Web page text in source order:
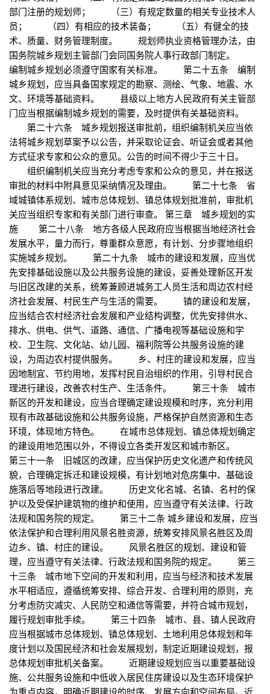
部门注册的规划师； （三）有规定数量的相关专业技术人
员； （四）有相应的技术装备； （五）有健全的技
术、质量、财务管理制度。 规划师执业资格管理办法，由
国务院城乡规划主管部门会同国务院人事行政部门制定。
编制城乡规划必须遵守国家有关标准。 第二十五条 编制
城乡规划，应当具备国家规定的勘察、测绘、气象、地震、水
文、环境等基础资料。 县级以上地方人民政府有关主管部
门应当根据编制城乡规划的需要，及时提供有关基础资料。
第二十六条 城乡规划报送审批前，组织编制机关应当依
法将城乡规划草案予以公告，并采取论证会、听证会或者其他
方式征求专家和公众的意见。公告的时间不得少于三十日。
组织编制机关应当充分考虑专家和公众的意见，并在报送
审批的材料中附具意见采纳情况及理由。 第二十七条 省
域城镇体系规划、城市总体规划、镇总体规划批准前，审批机
关应当组织专家和有关部门进行审查。 第三章 城乡规划的实
施 第二十八条 地方各级人民政府应当根据当地经济社会
发展水平，量力而行，尊重群众意愿，有计划、分步骤地组织
实施城乡规划。 第二十九条 城市的建设和发展，应当优
先安排基础设施以及公共服务设施的建设，妥善处理新区开发
与旧区改建的关系，统筹兼顾进城务工人员生活和周边农村经
济社会发展、村民生产与生活的需要。 镇的建设和发展，
应当结合农村经济社会发展和产业结构调整，优先安排供水、
排水、供电、供气、道路、通信、广播电视等基础设施和学
校、卫生院、文化站、幼儿园、福利院等公共服务设施的建
设，为周边农村提供服务。 乡、村庄的建设和发展，应当
因地制宜、节约用地，发挥村民自治组织的作用，引导村民合
理进行建设，改善农村生产、生活条件。 第三十条 城市
新区的开发和建设，应当合理确定建设规模和时序，充分利用
现有市政基础设施和公共服务设施，严格保护自然资源和生态
环境，体现地方特色。 在城市总体规划、镇总体规划确定
的建设用地范围以外，不得设立各类开发区和城市新区。
第三十一条 旧城区的改建，应当保护历史文化遗产和传统风
貌，合理确定拆迁和建设规模，有计划地对危房集中、基础设
施落后等地段进行改建。 历史文化名城、名镇、名村的保
护以及受保护建筑物的维护和使用，应当遵守有关法律、行政
法规和国务院的规定。 第三十二条 城乡建设和发展，应当
依法保护和合理利用风景名胜资源，统筹安排风景名胜区及周
边乡、镇、村庄的建设。 风景名胜区的规划、建设和管
理，应当遵守有关法律、行政法规和国务院的规定。 第三
十三条 城市地下空间的开发和利用，应当与经济和技术发展
水平相适应，遵循统筹安排、综合开发、合理利用的原则，充
分考虑防灾减灾、人民防空和通信等需要，并符合城市规划，
履行规划审批手续。 第三十四条 城市、县、镇人民政府
应当根据城市总体规划、镇总体规划、土地利用总体规划和年
度计划以及国民经济和社会发展规划，制定近期建设规划，报
总体规划审批机关备案。 近期建设规划应当以重要基础设
施、公共服务设施和中低收入居民住房建设以及生态环境保护
为重点内容，明确近期建设的时序、发展方向和空间布局。近